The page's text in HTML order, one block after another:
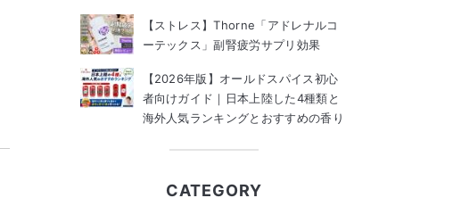
【ストレス】Thorne「アドレナルコ
ーテックス」副腎疲労サプリ効果
【2026年版】オールドスパイス初心
者向けガイド｜日本上陸した4種類と
海外人気ランキングとおすすめの香り
CATEGORY